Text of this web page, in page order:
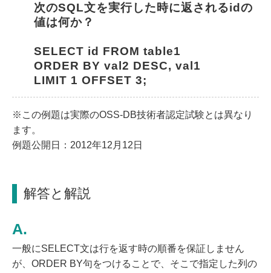
次のSQL文を実行した時に返されるidの
値は何か？
SELECT id FROM table1
ORDER BY val2 DESC, val1
LIMIT 1 OFFSET 3;
※この例題は実際のOSS-DB技術者認定試験とは異なり
ます。
例題公開日：2012年12月12日
解答と解説
一般にSELECT文は行を返す時の順番を保証しません
が、ORDER BY句をつけることで、そこで指定した列の